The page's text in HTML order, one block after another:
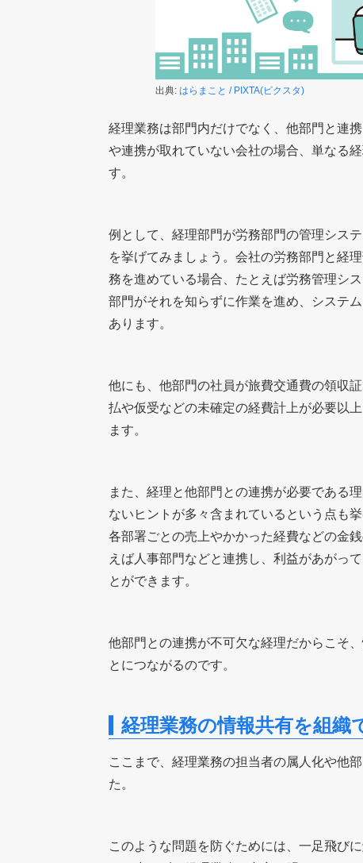
出典: はらまこと / PIXTA(ピクスタ)
経理業務は部門内だけでなく、他部門と連
や連携が取れていない会社の場合、単なる
す。
例として、経理部門が労務部門の管理シス
を挙げてみましょう。会社の労務部門と経
務を進めている場合、たとえば労務管理シ
部門がそれを知らずに作業を進め、システ
あります。
他にも、他部門の社員が旅費交通費の領収
払や仮受などの未確定の経費計上が必要以
ます。
また、経理と他部門との連携が必要である
ないヒントが多々含まれているという点も
各部署ごとの売上やかかった経費などの金
えば人事部門などと連携し、利益があがっ
とができます。
他部門との連携が不可欠な経理だからこそ
とにつながるのです。
経理業務の情報共有を組織
ここまで、経理業務の担当者の属人化や他
た。
このような問題を防ぐためには、一足飛び